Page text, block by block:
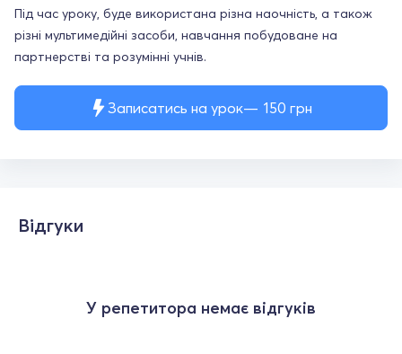
Записатись на урок 150 грн
Під час уроку, буде використана різна наочність, а також
різні мультимедійні засоби, навчання побудоване на
партнерстві та розумінні учнів.
Відгуки
У репетитора немає відгуків